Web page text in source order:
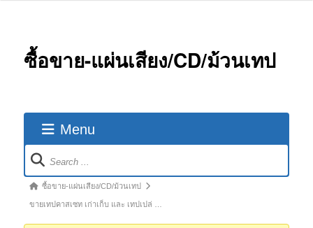
ซื้อขาย-แผ่นเสียง/CD/ม้วนเทป
Menu
Forum
Navigation
Forum
breadcrumbs
ซื้อขาย-แผ่นเสียง/CD/ม้วนเทป
ขายเทปคาสเซท เก่าเก็บ และ เทปเปล่ …